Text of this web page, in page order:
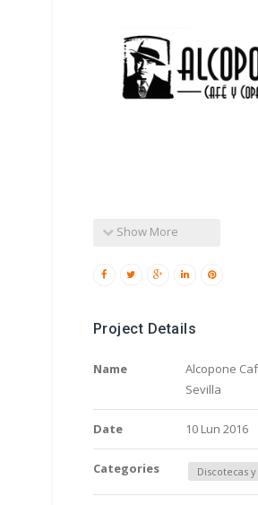
Show More
Project Details
Name
Alcopone
Sevilla
Date 10 Lun 2016
Categories Discotecas